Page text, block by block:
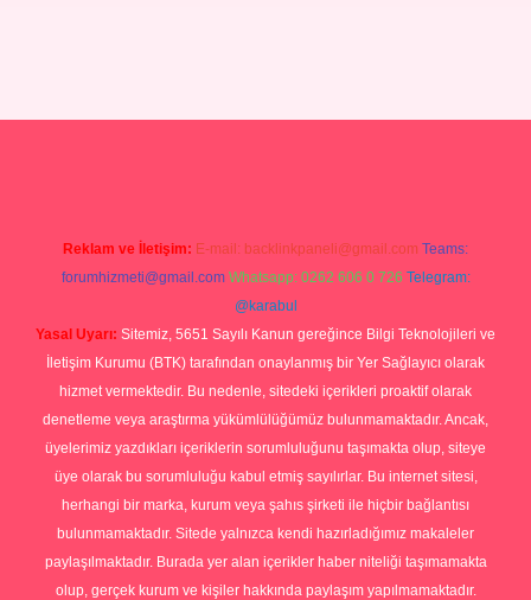
Reklam ve İletişim: E-mail: backlinkpaneli@gmail.com Teams:
forumhizmeti@gmail.com Whatsapp: 0262 606 0 726 Telegram:
@karabul
Yasal Uyarı: Sitemiz, 5651 Sayılı Kanun gereğince Bilgi Teknolojileri ve
İletişim Kurumu (BTK) tarafından onaylanmış bir Yer Sağlayıcı olarak
hizmet vermektedir. Bu nedenle, sitedeki içerikleri proaktif olarak
denetleme veya araştırma yükümlülüğümüz bulunmamaktadır. Ancak,
üyelerimiz yazdıkları içeriklerin sorumluluğunu taşımakta olup, siteye
üye olarak bu sorumluluğu kabul etmiş sayılırlar. Bu internet sitesi,
herhangi bir marka, kurum veya şahıs şirketi ile hiçbir bağlantısı
bulunmamaktadır. Sitede yalnızca kendi hazırladığımız makaleler
paylaşılmaktadır. Burada yer alan içerikler haber niteliği taşımamakta
olup, gerçek kurum ve kişiler hakkında paylaşım yapılmamaktadır.